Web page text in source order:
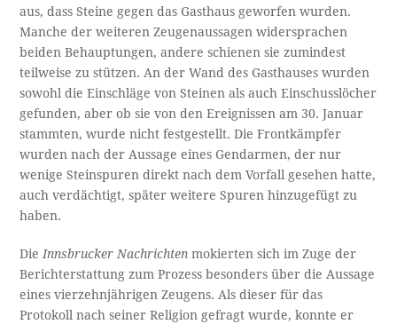
aus, dass Steine gegen das Gasthaus geworfen wurden.
Manche der weiteren Zeugenaussagen widersprachen
beiden Behauptungen, andere schienen sie zumindest
teilweise zu stützen. An der Wand des Gasthauses wurden
sowohl die Einschläge von Steinen als auch Einschusslöcher
gefunden, aber ob sie von den Ereignissen am 30. Januar
stammten, wurde nicht festgestellt. Die Frontkämpfer
wurden nach der Aussage eines Gendarmen, der nur
wenige Steinspuren direkt nach dem Vorfall gesehen hatte,
auch verdächtigt, später weitere Spuren hinzugefügt zu
haben.
Die Innsbrucker Nachrichtenmokierten sich im Zuge der
Berichterstattung zum Prozess besonders über die Aussage
eines vierzehnjährigen Zeugens. Als dieser für das
Protokoll nach seiner Religion gefragt wurde, konnte er